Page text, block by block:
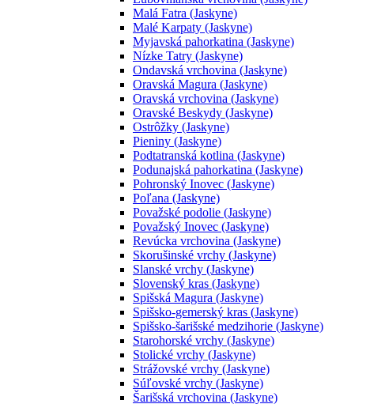
Malá Fatra (Jaskyne)
Malé Karpaty (Jaskyne)
Myjavská pahorkatina (Jaskyne)
Nízke Tatry (Jaskyne)
Ondavská vrchovina (Jaskyne)
Oravská Magura (Jaskyne)
Oravská vrchovina (Jaskyne)
Oravské Beskydy (Jaskyne)
Ostrôžky (Jaskyne)
Pieniny (Jaskyne)
Podtatranská kotlina (Jaskyne)
Podunajská pahorkatina (Jaskyne)
Pohronský Inovec (Jaskyne)
Poľana (Jaskyne)
Považské podolie (Jaskyne)
Považský Inovec (Jaskyne)
Revúcka vrchovina (Jaskyne)
Skorušinské vrchy (Jaskyne)
Slanské vrchy (Jaskyne)
Slovenský kras (Jaskyne)
Spišská Magura (Jaskyne)
Spišsko-gemerský kras (Jaskyne)
Spišsko-šarišské medzihorie (Jaskyne)
Starohorské vrchy (Jaskyne)
Stolické vrchy (Jaskyne)
Strážovské vrchy (Jaskyne)
Súľovské vrchy (Jaskyne)
Šarišská vrchovina (Jaskyne)